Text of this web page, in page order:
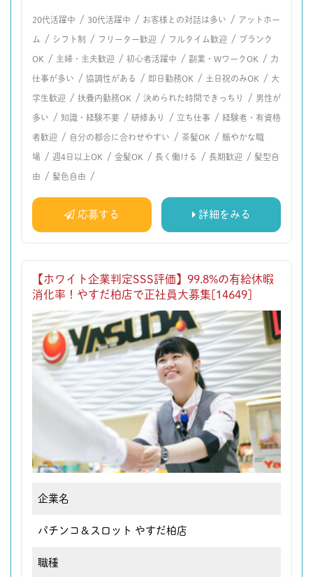
20代活躍中 / 30代活躍中 / お客様との対話は多い / アットホー
ム / シフト制 / フリーター歓迎 / フルタイム歓迎 / ブランク
OK / 主婦・主夫歓迎 / 初心者活躍中 / 副業・WワークOK / 力
仕事が多い / 協調性がある / 即日勤務OK / 土日祝のみOK / 大
学生歓迎 / 扶養内勤務OK / 決められた時間できっちり / 男性が
多い / 知識・経験不要 / 研修あり / 立ち仕事 / 経験者・有資格
者歓迎 / 自分の都合に合わせやすい / 茶髪OK / 賑やかな職
場 / 週4日以上OK / 金髪OK / 長く働ける / 長期歓迎 / 髪型自
由 / 髪色自由 /
応募する 詳細をみる
【ホワイト企業判定SSS評価】99.8%の有給休暇
消化率！やすだ柏店で正社員大募集[14649]
企業名
パチンコ＆スロット やすだ柏店
職種